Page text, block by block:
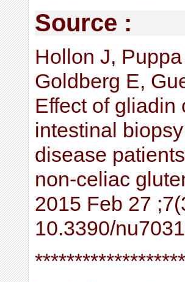
Source :
Hollon J,
Goldberg E,
Effect of gliadin
intestinal
disease
non-celiac
2015 Feb 27
10.3390/